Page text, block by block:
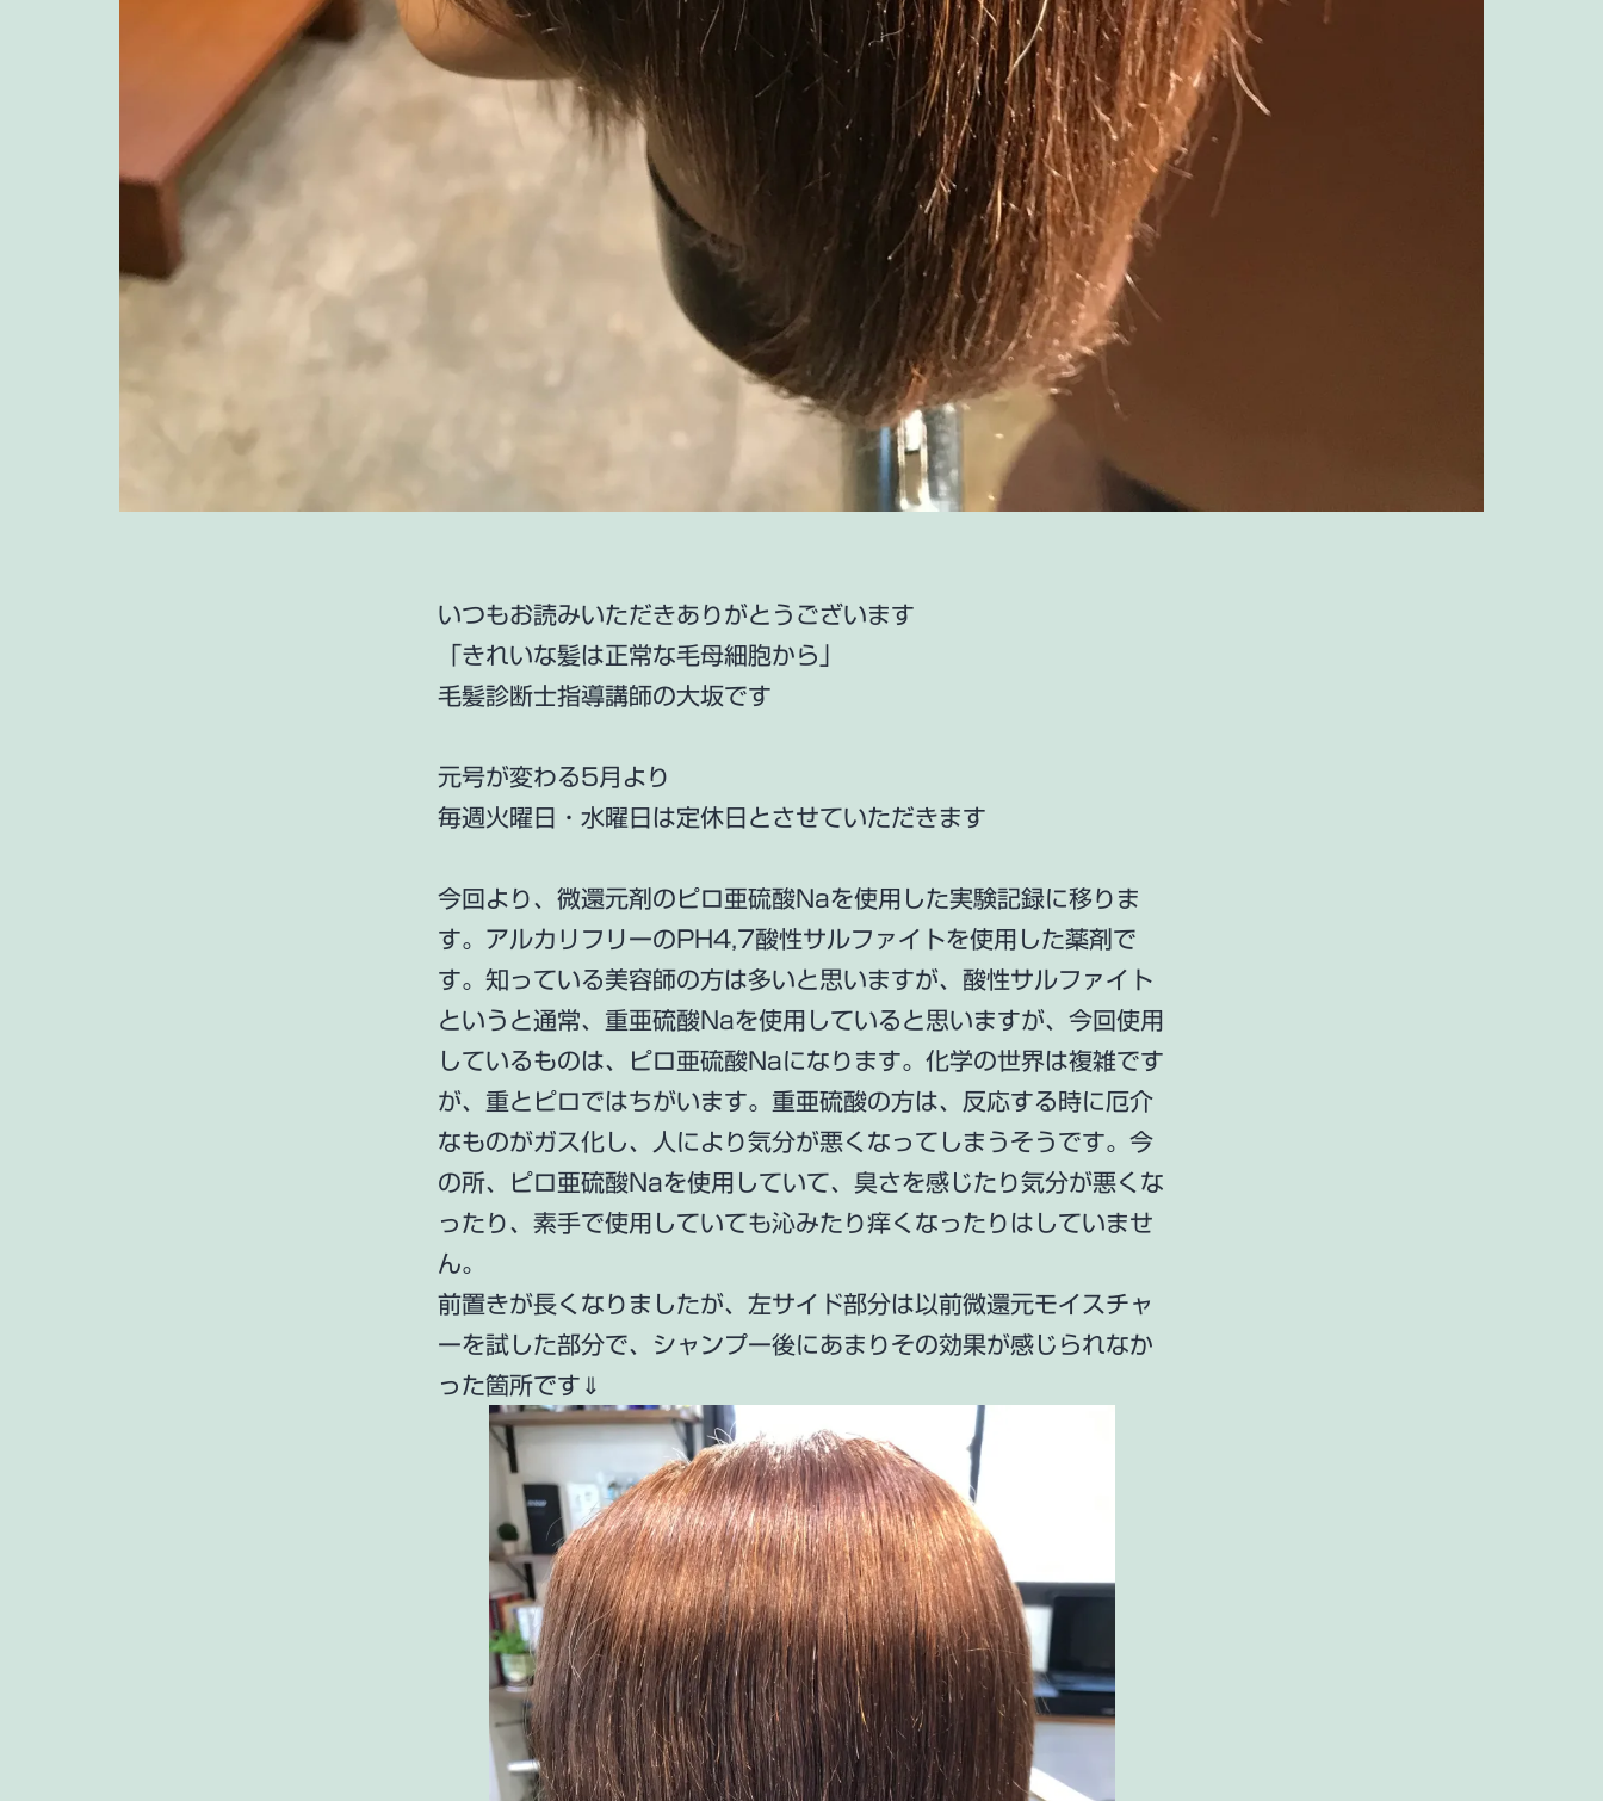
いつもお読みいただきありがとうございます
「きれいな髪は正常な毛母細胞から」
毛髪診断士指導講師の大坂です
元号が変わる5月より
毎週火曜日・水曜日は定休日とさせていただきます
今回より、微還元剤のピロ亜硫酸Naを使用した実験記録に移りま
す。アルカリフリーのPH4,7酸性サルファイトを使用した薬剤で
す。知っている美容師の方は多いと思いますが、酸性サルファイト
というと通常、重亜硫酸Naを使用していると思いますが、今回使用
しているものは、ピロ亜硫酸Naになります。化学の世界は複雑です
が、重とピロではちがいます。重亜硫酸の方は、反応する時に厄介
なものがガス化し、人により気分が悪くなってしまうそうです。今
の所、ピロ亜硫酸Naを使用していて、臭さを感じたり気分が悪くな
ったり、素手で使用していても沁みたり痒くなったりはしていませ
ん。
前置きが長くなりましたが、左サイド部分は以前微還元モイスチャ
ーを試した部分で、シャンプー後にあまりその効果が感じられなか
った箇所です⇓